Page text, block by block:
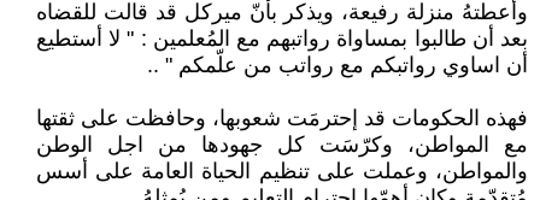
وأعطتهُ منزلة رفيعة، ويذكر بأنّ ميركل قد قالت للقضاه
بعد أن طالبوا بمساواة رواتبهم مع المُعلمين : " لا أستطيع
أن اساوي رواتبكم مع رواتب من علّمكم " ..
فهذه الحكومات قد إحترمَت شعوبها، وحافظت على ثقتها
مع المواطن، وكرّسَت كل جهودها من اجل الوطن
والمواطن، وعملت على تنظيم الحياة العامة على أسس